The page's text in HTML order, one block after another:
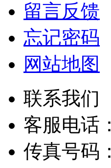
留言反馈
忘记密码
网站地图
联系我们
客服电话：
传真号码：